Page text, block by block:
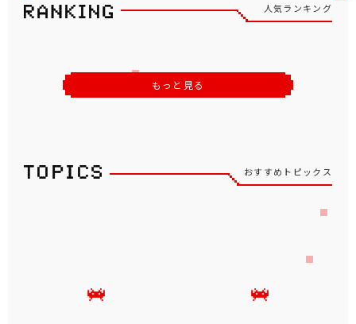
人気ランキング
もっと見る
おすすめトピックス